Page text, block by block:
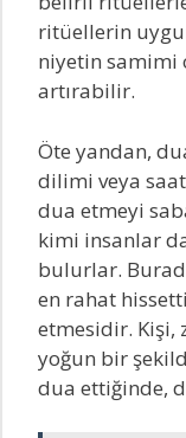
ritüellerin
niyetin samimi
artırabilir.
Öte yandan,
dilimi veya
dua etmeyi
kimi insanlar
bulurlar.
en rahat
etmesidir. Kişi,
yoğun bir
dua ettiğinde,